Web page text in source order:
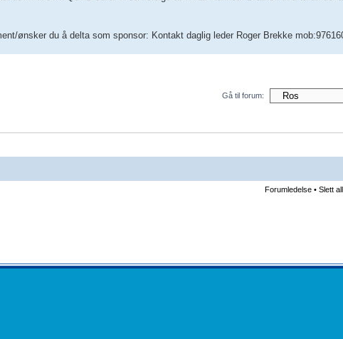
ønsker du å delta som sponsor: Kontakt daglig leder Roger Brekke
Gå til forum:
Forumledelse •Slett